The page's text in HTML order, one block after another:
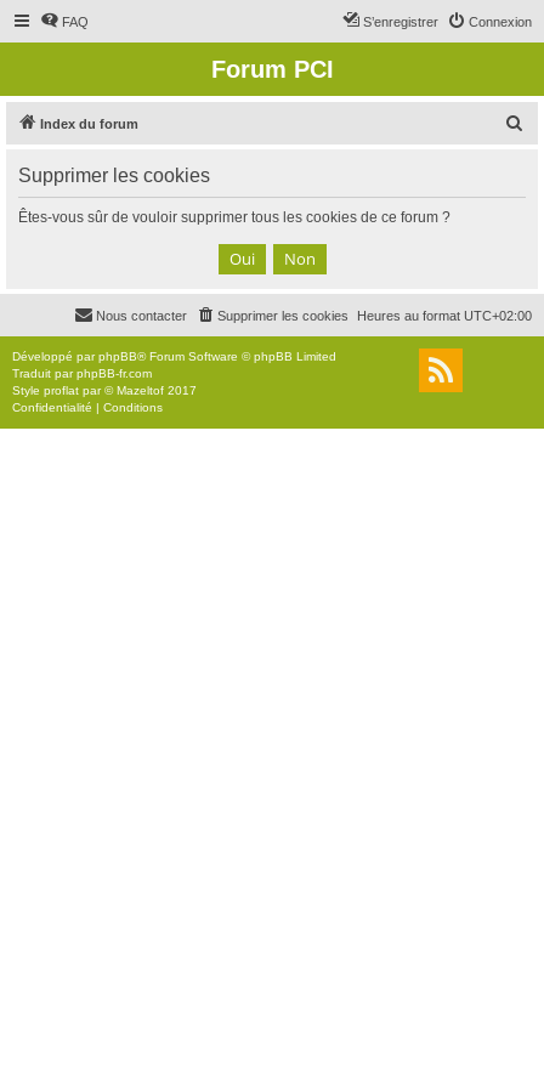
FAQ Connexion
S’enregistrer
Forum PCI
Index du forum
c
Supprimer les cookies
Êtes-vous sûr de vouloir supprimer tous les cookies de ce forum ?
Heures au format UTC+02:00
Supprimer les cookies
Nous contacter
Développé parphpBB® Forum Software © phpBB Limited
Traduit parphpBB-fr.com
Style proflat par ©Mazeltof 2017
Confidentialité | Conditions